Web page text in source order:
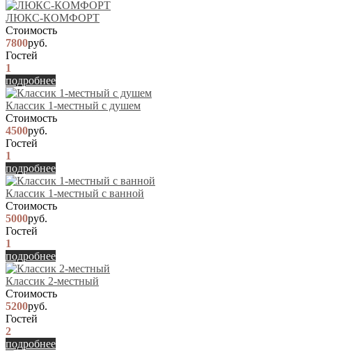
ЛЮКС-КОМФОРТ
Стоимость
7800руб.
Гостей
1
подробнее
Классик 1-местный с душем
Стоимость
4500руб.
Гостей
1
подробнее
Классик 1-местный с ванной
Стоимость
5000руб.
Гостей
1
подробнее
Классик 2-местный
Стоимость
5200руб.
Гостей
2
подробнее